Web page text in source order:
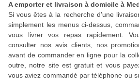
A emporter et livraison à domicile à
Si vous êtes à la recherche d'une
simplement les menus ci-dessus,
vous livrer vos repas rapidement.
consulter nos avis clients, nos
avant de commander en ligne pour la
outre, notre site est gratuit et vous
vous aviez commandé par téléphone ou